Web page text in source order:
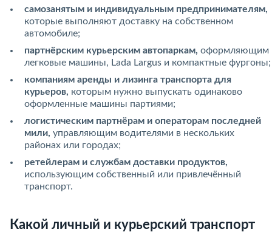
самозанятым и индивидуальным предпринимателям,
которые выполняют доставку на собственном
автомобиле;
партнёрским курьерским автопаркам, оформляющим
легковые машины, Lada Largus и компактные фургоны;
компаниям аренды и лизинга транспорта для
курьеров, которым нужно выпускать одинаково
оформленные машины партиями;
логистическим партнёрам и операторам последней
мили, управляющим водителями в нескольких
районах или городах;
ретейлерам и службам доставки продуктов,
использующим собственный или привлечённый
транспорт.
Какой личный и курьерский транспорт